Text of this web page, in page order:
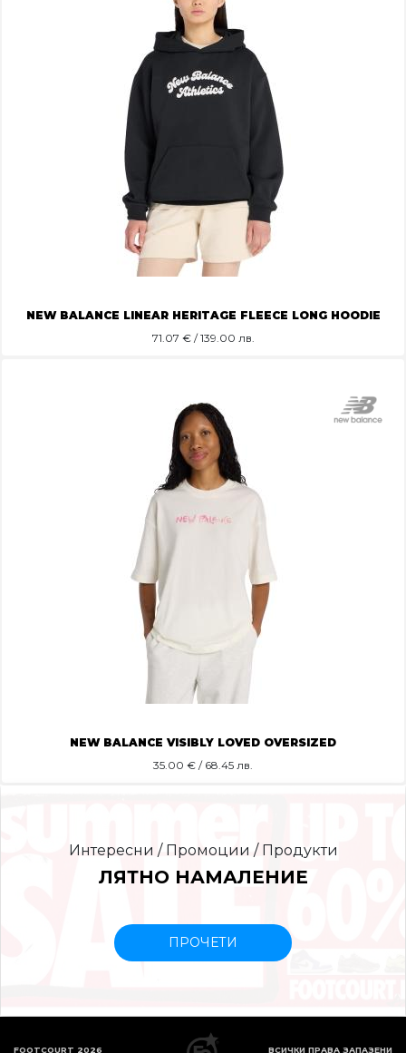
NEW BALANCE LINEAR HERITAGE FLEECE LONG HOODIE
71.07 € / 139.00 лв.
NEW BALANCE VISIBLY LOVED OVERSIZED
35.00 € / 68.45 лв.
Интересни / Промоции / Продукти
ЛЯТНО НАМАЛЕНИЕ
ПРОЧЕТИ
FOOTCOURT 2026 ВСИЧКИ ПРАВА ЗАПАЗЕНИ